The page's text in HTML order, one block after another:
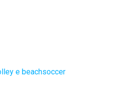
e beachsoccer